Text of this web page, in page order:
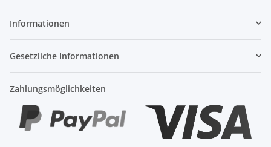
Informationen
Gesetzliche Informationen
Zahlungsmöglichkeiten